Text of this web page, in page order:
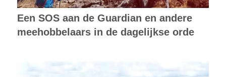
Een SOS aan de Guardian en andere
meehobbelaars in de dagelijkse orde